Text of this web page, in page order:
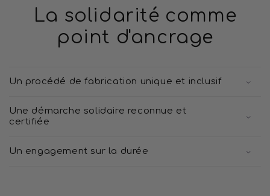
La solidarité comme
point d'ancrage
Un procédé de fabrication unique et inclusif
Une démarche solidaire reconnue et
certifiée
Un engagement sur la durée